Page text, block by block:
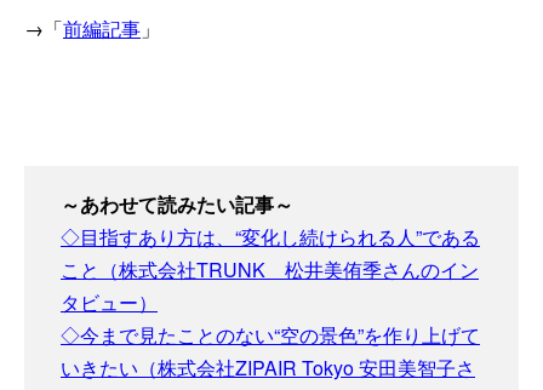
→「前編記事 」
～あわせて読みたい記事～
◇目指すあり方は、“変化し続けられる人”である
こと（株式会社TRUNK 松井美侑季さんのイン
タビュー）
◇今まで見たことのない“空の景色”を作り上げて
いきたい（株式会社ZIPAIR Tokyo 安田美智子さ